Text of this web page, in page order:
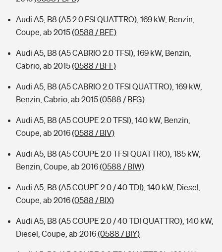
Audi A5, B8 (A5 2.0 FSI QUATTRO), 169 kW, Benzin,
Coupe, ab 2015(0588 / BFE)
Audi A5, B8 (A5 CABRIO 2.0 TFSI), 169 kW, Benzin,
Cabrio, ab 2015(0588 / BFF)
Audi A5, B8 (A5 CABRIO 2.0 TFSI QUATTRO), 169 kW,
Benzin, Cabrio, ab 2015(0588 / BFG)
Audi A5, B8 (A5 COUPE 2.0 TFSI), 140 kW, Benzin,
Coupe, ab 2016(0588 / BIV)
Audi A5, B8 (A5 COUPE 2.0 TFSI QUATTRO), 185 kW,
Benzin, Coupe, ab 2016(0588 / BIW)
Audi A5, B8 (A5 COUPE 2.0 / 40 TDI), 140 kW, Diesel,
Coupe, ab 2016(0588 / BIX)
Audi A5, B8 (A5 COUPE 2.0 / 40 TDI QUATTRO), 140 kW,
Diesel, Coupe, ab 2016(0588 / BIY)